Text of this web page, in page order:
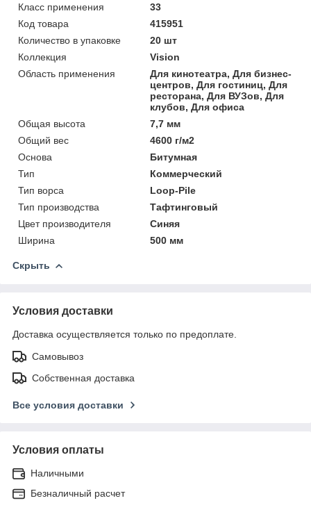
Класс применения
33
Код товара
415951
Количество в упаковке
20 шт
Коллекция
Vision
Область применения
Для кинотеатра, Для бизнес-
центров, Для гостиниц, Для
ресторана, Для ВУЗов, Для
клубов, Для офиса
Общая высота
7,7 мм
Общий вес
4600 г/м2
Основа
Битумная
Тип
Коммерческий
Тип ворса
Loop-Pile
Тип производства
Тафтинговый
Цвет производителя
Синяя
Ширина
500 мм
Скрыть
Условия доставки
Доставка осуществляется только по предоплате.
Самовывоз
Собственная доставка
Все условия доставки
Условия оплаты
Наличными
Безналичный расчет